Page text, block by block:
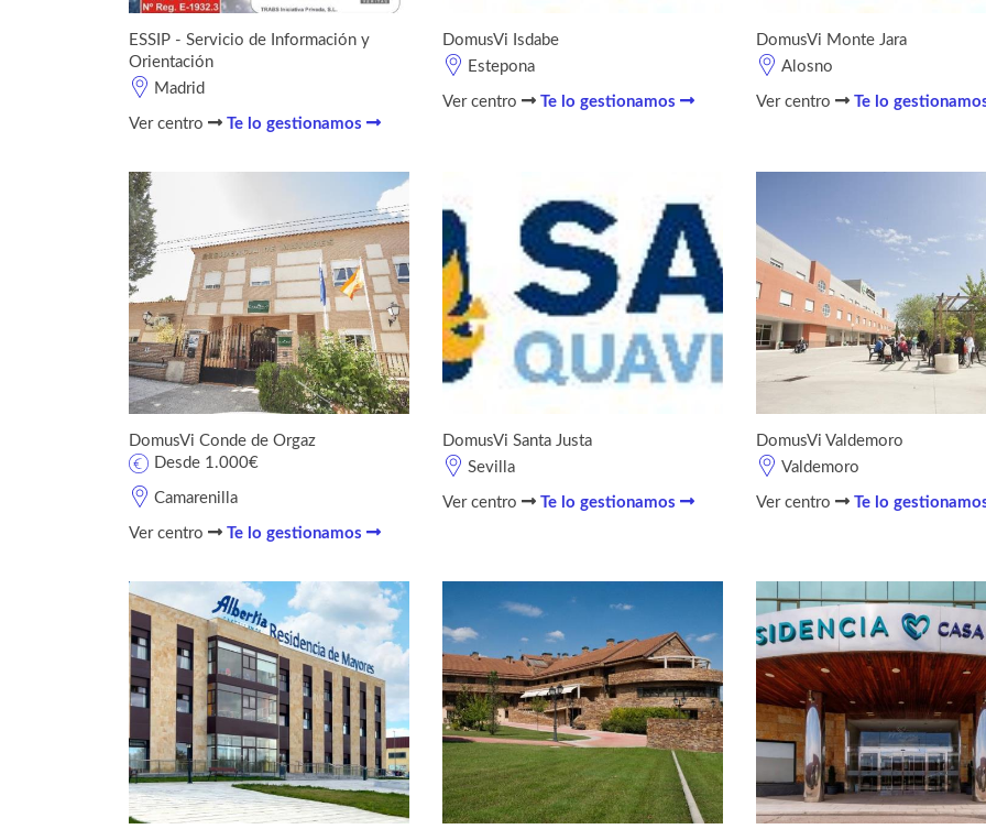
ESSIP - Servicio de Información y
Orientación
Madrid
Ver centro Te lo gestionamos
DomusVi Isdabe
Estepona
Ver centro Te lo gestionamos
DomusVi Monte Jara
Alosno
Ver centro Te lo
DomusVi Conde de Orgaz
Camarenilla
Desde 1.000€
Ver centro Te lo gestionamos
DomusVi Santa Justa
Sevilla
Ver centro Te lo gestionamos
DomusVi Valdemoro
Valdemoro
Ver centro Te lo